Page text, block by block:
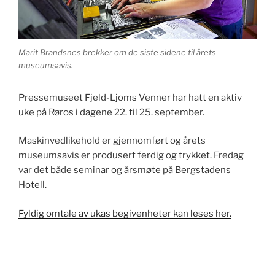
Marit Brandsnes brekker om de siste sidene til årets
museumsavis.
Pressemuseet Fjeld-Ljoms Venner har hatt en aktiv
uke på Røros i dagene 22. til 25. september.
Maskinvedlikehold er gjennomført og årets
museumsavis er produsert ferdig og trykket. Fredag
var det både seminar og årsmøte på Bergstadens
Hotell.
Fyldig omtale av ukas begivenheter kan leses her.